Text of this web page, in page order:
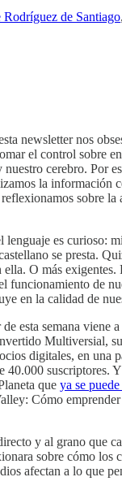
Rodríguez de Santiago
newsletter nos
el control sobre
cerebro. Por
la información
sobre la
lenguaje es curioso:
se presta.
ella. O más
funcionamiento de
en la calidad de
esta semana viene
Multiversial,
digitales, en una
40.000 suscriptores.
que ya se
Cómo
y al grano que
sobre cómo los
afectan a lo que